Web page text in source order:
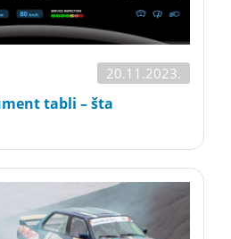
20.11.2023.
tabli – šta